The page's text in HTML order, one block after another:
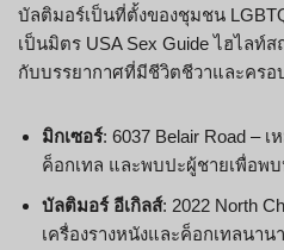
บัลติมอร์เป็นที่ตั้งของชุมชน
เป็นมิตร USA Sex Guide ไฮไล
กับบรรยากาศที่มีชีวิตชีวาและครอ
มิกเซอร์: 6037 Belair Road –
ค็อกเทล และพบปะผู้ชายเพื่อพบ
บัลติมอร์ อีเกิลส์: 2022 North
เครื่องรางหนังและค็อกเทลนาน